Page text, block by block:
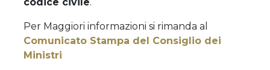
codice civile.
Per Maggiori informazioni si rimanda al
Comunicato Stampa del Consiglio dei
Ministri